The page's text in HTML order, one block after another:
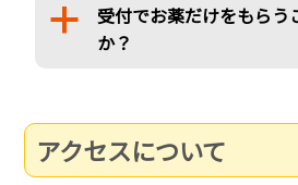
a
受付でお薬だけをもらう
か？
アクセスについて